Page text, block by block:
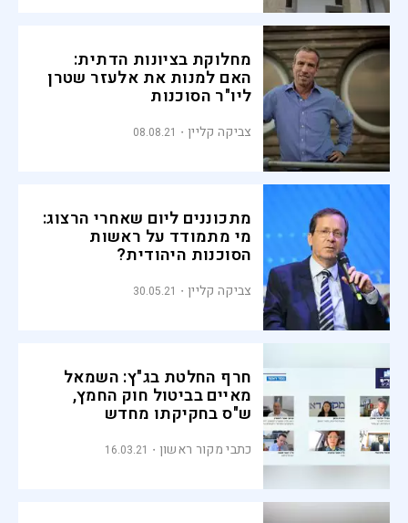
מחלוקת בציונות הדתית:
האם למנות את אלעזר שטרן
ליו"ר הסוכנות
צביקה קליין 08.08.21
מתכוננים ליום שאחרי הרצוג:
מי מתמודד על ראשות
הסוכנות היהודית?
צביקה קליין 30.05.21
חרף החלטת בג"ץ: השמאל
מאיים בביטול חוק החמץ,
ש"ס בחקיקתו מחדש
כתבי מקור ראשון 16.03.21